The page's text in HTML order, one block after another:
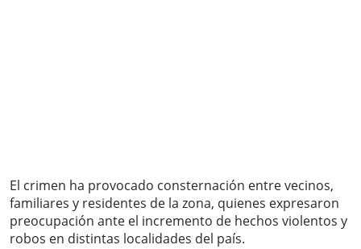
El crimen ha provocado consternación entre vecinos,
familiares y residentes de la zona, quienes expresaron
preocupación ante el incremento de hechos violentos y
robos en distintas localidades del país.